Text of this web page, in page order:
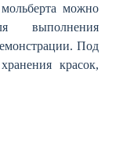
можно
выполнения
Под
красок,